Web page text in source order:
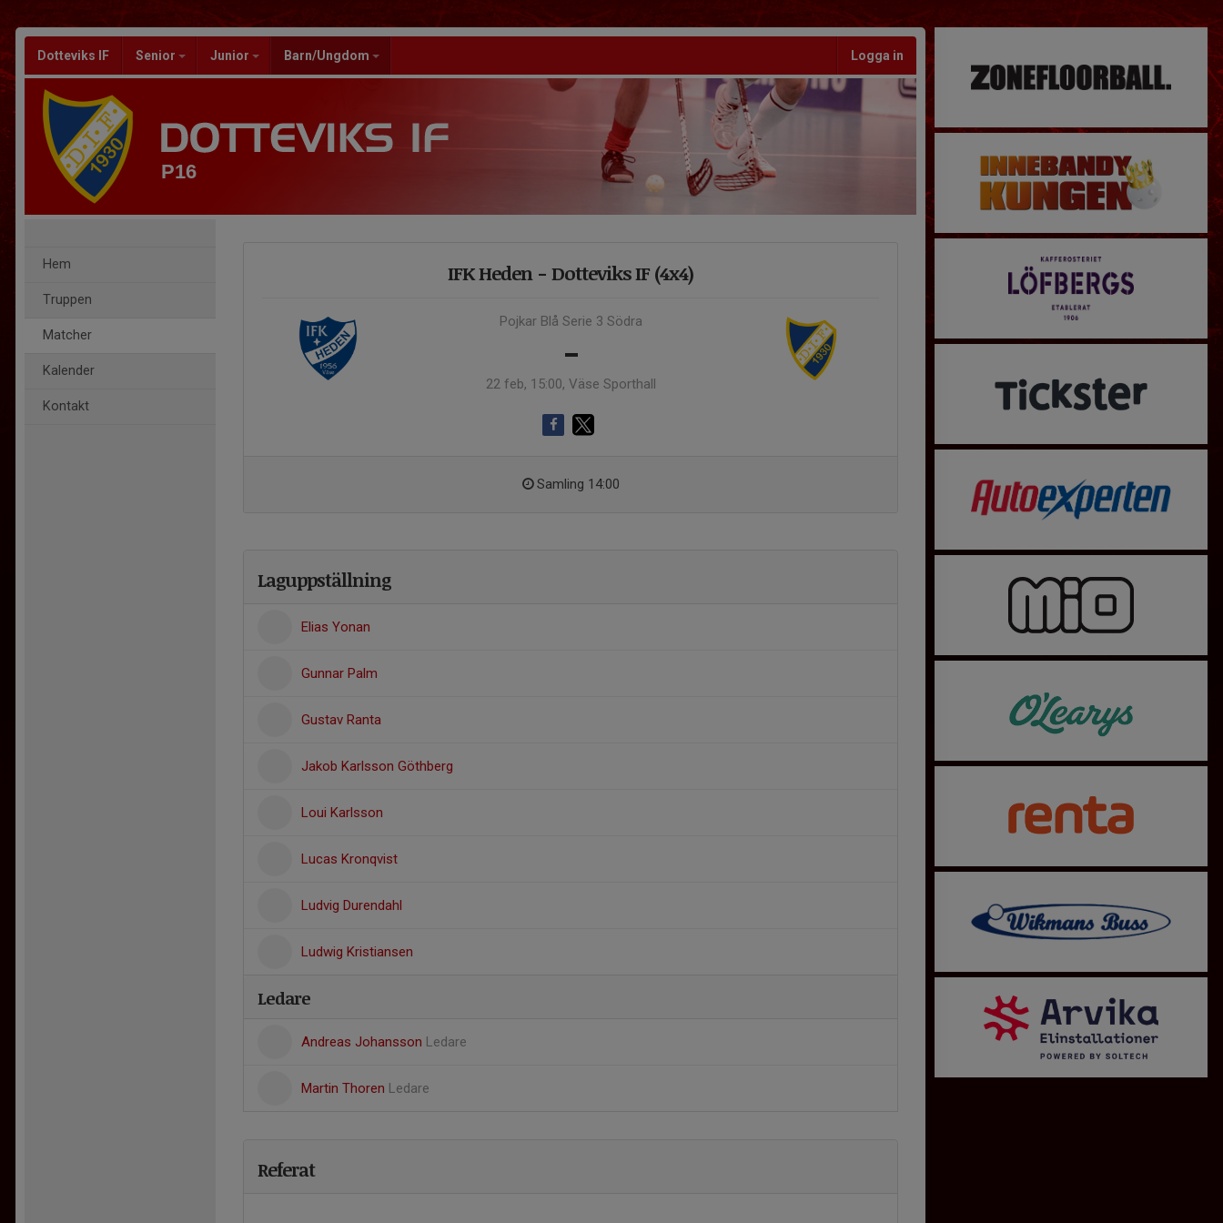
Dotteviks IF Senior Junior Barn/Ungdom Logga in
P16
Hem
Truppen
Matcher
Kalender
Kontakt
IFK Heden - Dotteviks IF (4x4)
Pojkar Blå Serie 3 Södra
-
22 feb, 15:00, Väse Sporthall
Samling 14:00
Laguppställning
Elias Yonan
Gunnar Palm
Gustav Ranta
Jakob Karlsson Göthberg
Loui Karlsson
Lucas Kronqvist
Ludvig Durendahl
Ludwig Kristiansen
Ledare
Andreas Johansson Ledare
Martin Thoren Ledare
Referat